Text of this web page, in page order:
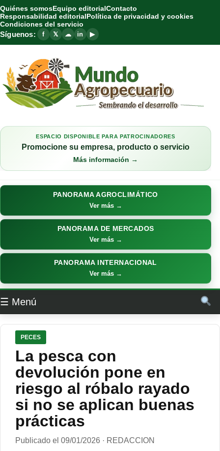
Quiénes somosEquipo editorialContacto
Responsabilidad editorialPolítica de privacidad y cookies
Condiciones del servicio
Síguenos: f 𝕏 ☁ in ▶
ESPACIO DISPONIBLE PARA PATROCINADORES
Promocione su empresa, producto o servicio
Más información →
PANORAMA AGROCLIMÁTICO
Ver más →
PANORAMA DE MERCADOS
Ver más →
PANORAMA INTERNACIONAL
Ver más →
☰ Menú
PECES
La pesca con
devolución pone en
riesgo al róbalo rayado
si no se aplican buenas
prácticas
Publicado el 09/01/2026 · REDACCION